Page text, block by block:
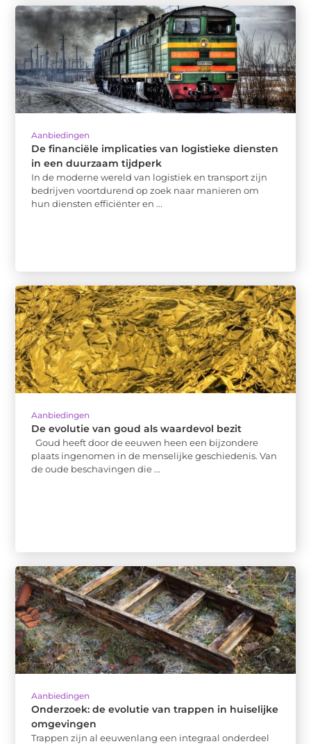
Aanbiedingen
De financiële implicaties van logistieke diensten
in een duurzaam tijdperk
In de moderne wereld van logistiek en transport zijn
bedrijven voortdurend op zoek naar manieren om
hun diensten efficiënter en ...
Aanbiedingen
De evolutie van goud als waardevol bezit
Goud heeft door de eeuwen heen een bijzondere
plaats ingenomen in de menselijke geschiedenis. Van
de oude beschavingen die ...
Aanbiedingen
Onderzoek: de evolutie van trappen in huiselijke
omgevingen
Trappen zijn al eeuwenlang een integraal onderdeel